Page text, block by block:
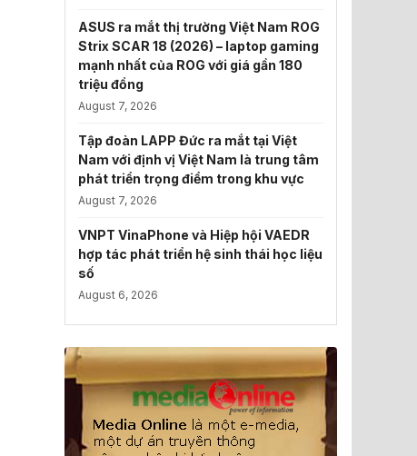
ASUS ra mắt thị trường Việt Nam ROG
Strix SCAR 18 (2026) – laptop gaming
mạnh nhất của ROG với giá gần 180
triệu đồng
August 7, 2026
Tập đoàn LAPP Đức ra mắt tại Việt
Nam với định vị Việt Nam là trung tâm
phát triển trọng điểm trong khu vực
August 7, 2026
VNPT VinaPhone và Hiệp hội VAEDR
hợp tác phát triển hệ sinh thái học liệu
số
August 6, 2026